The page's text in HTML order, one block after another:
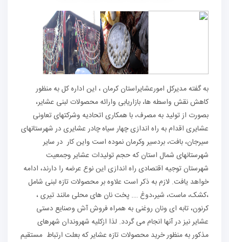
به گفته مدیرکل امورعشایراستان کرمان ، این اداره کل به منظور
کاهش نقش واسطه ها، بازاریابی وارائه محصولات لبنی عشایر،
بصورت از تولید به مصرف، با همکاری اتحادیه وشرکتهای تعاونی
عشایری اقدام به راه اندازی چهار سیاه چادر عشایری در شهرستانهای
سیرجان، بافت، بردسیر وکرمان نموده است واین کار در سایر
شهرستانهای شمال استان که حجم تولیدات عشایر وجمعیت
شهرستان توجیه اقتصادی راه اندازی این نوع عرضه را دارند، ادامه
خواهد یافت. لازم به ذکر است علاوه بر محصولات تازه لبنی شامل
،کشک، ماست، شیر،دوغ …. پخت نان های محلی مانند تیری ،
کرنون، تابه ای ونان روغنی به همراه فروش آش وصنایع دستی
عشایر نیز در آنها انجام می گردد. لذا ازکلیه شهروندان شهرهای
مذکور به منظور خرید محصولات تازه عشایر که بعلت ارتباط مستقیم